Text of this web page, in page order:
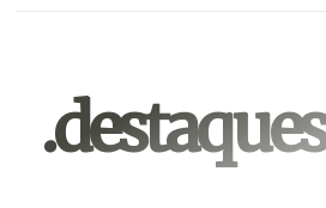
.destaques